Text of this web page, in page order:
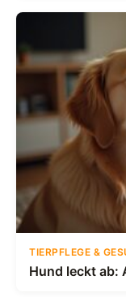
TIERPFLEGE &
Hund leckt ab: